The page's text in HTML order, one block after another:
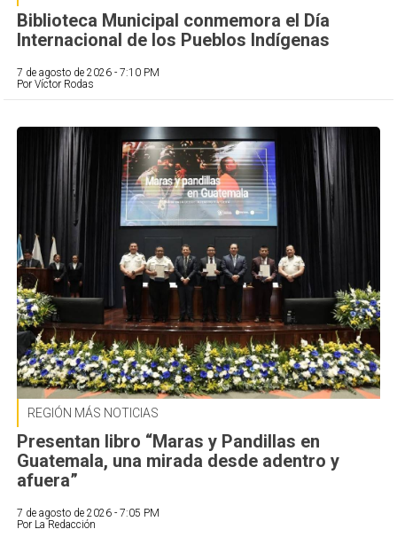
Biblioteca Municipal conmemora el Día
Internacional de los Pueblos Indígenas
7 de agosto de 2026 - 7:10 PM
Por Víctor Rodas
REGIÓN MÁS NOTICIAS
Presentan libro “Maras y Pandillas en
Guatemala, una mirada desde adentro y
afuera”
7 de agosto de 2026 - 7:05 PM
Por La Redacción